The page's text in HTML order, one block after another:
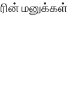
மனுக்கள்